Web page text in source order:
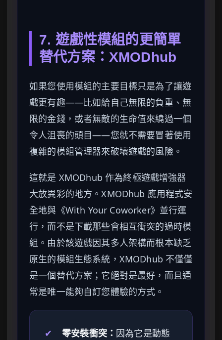
7. 遊戲性模組的更簡單
替代方案：XMODhub
如果您使用模組的主要目標只是為了讓遊
戲更有趣——比如給自己無限的負重、無
限的金錢，或者無敵的生命值來繞過一個
令人沮喪的頭目——您就不需要冒著使用
複雜的模組管理器來破壞遊戲的風險。
這就是 XMODhub 作為終極遊戲增強器
大放異彩的地方。XMODhub 應用程式安
全地與《With Your Coworker》並行運
行，而不是下載那些會相互衝突的過時模
組。由於該遊戲因其多人架構而根本缺乏
原生的模組生態系統，XMODhub 不僅僅
是一個替代方案；它絕對是最好，而且通
常是唯一能夠自訂您體驗的方式。
✔ 零安裝衝突： 因為它是動態